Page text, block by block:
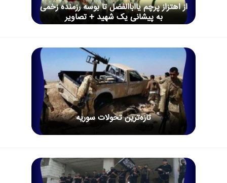
از اهتزاز پرچم یااباالفضل تا بوسه رزمنده زخمی
به پیشانی یک شهید + تصاویر
تازه‌ترین تحولات سوریه